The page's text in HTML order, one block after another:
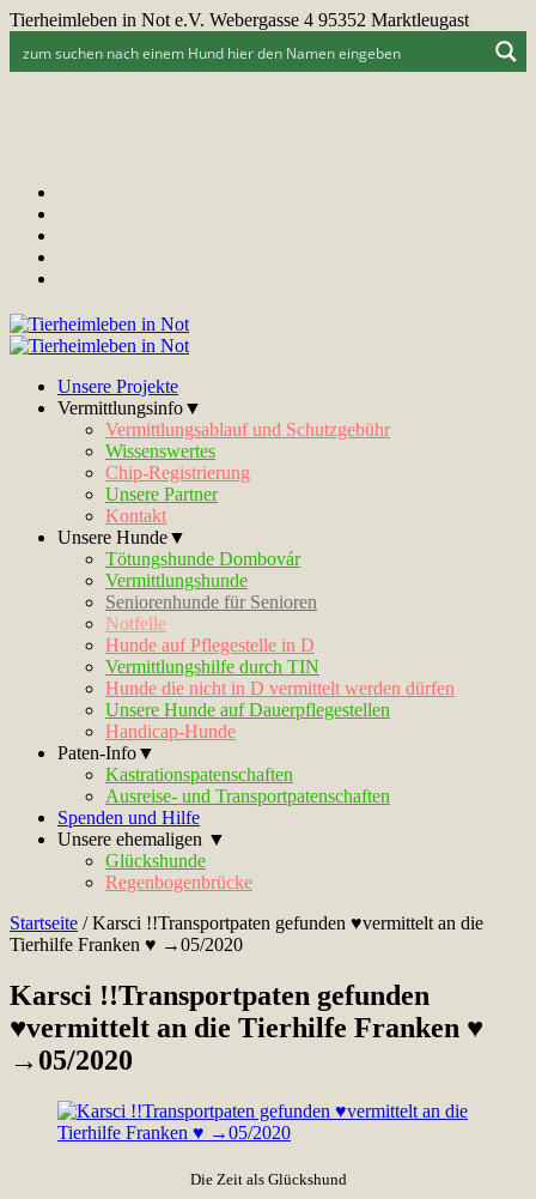
Tierheimleben in Not e.V. Webergasse 4 95352 Marktleugast
Unsere Projekte
Vermittlungsinfo▼
Vermittlungsablauf und Schutzgebühr
Wissenswertes
Chip-Registrierung
Unsere Partner
Kontakt
Unsere Hunde▼
Tötungshunde Dombovár
Vermittlungshunde
Seniorenhunde für Senioren
Notfelle
Hunde auf Pflegestelle in D
Vermittlungshilfe durch TIN
Hunde die nicht in D vermittelt werden dürfen
Unsere Hunde auf Dauerpflegestellen
Handicap-Hunde
Paten-Info▼
Kastrationspatenschaften
Ausreise- und Transportpatenschaften
Spenden und Hilfe
Unsere ehemaligen ▼
Glückshunde
Regenbogenbrücke
Startseite /Karsci !!Transportpaten gefunden ♥vermittelt an die
Tierhilfe Franken ♥ →05/2020
Karsci !!Transportpaten gefunden
♥vermittelt an die Tierhilfe Franken ♥
→05/2020
Die Zeit als Glückshund